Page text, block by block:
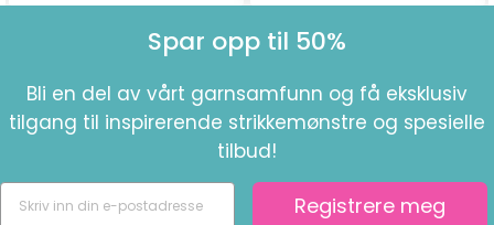
Spar opp til 50%
Bli en del av vårt garnsamfunn og få eksklusiv
tilgang til inspirerende strikkemønstre og spesielle
tilbud!
Registrere meg